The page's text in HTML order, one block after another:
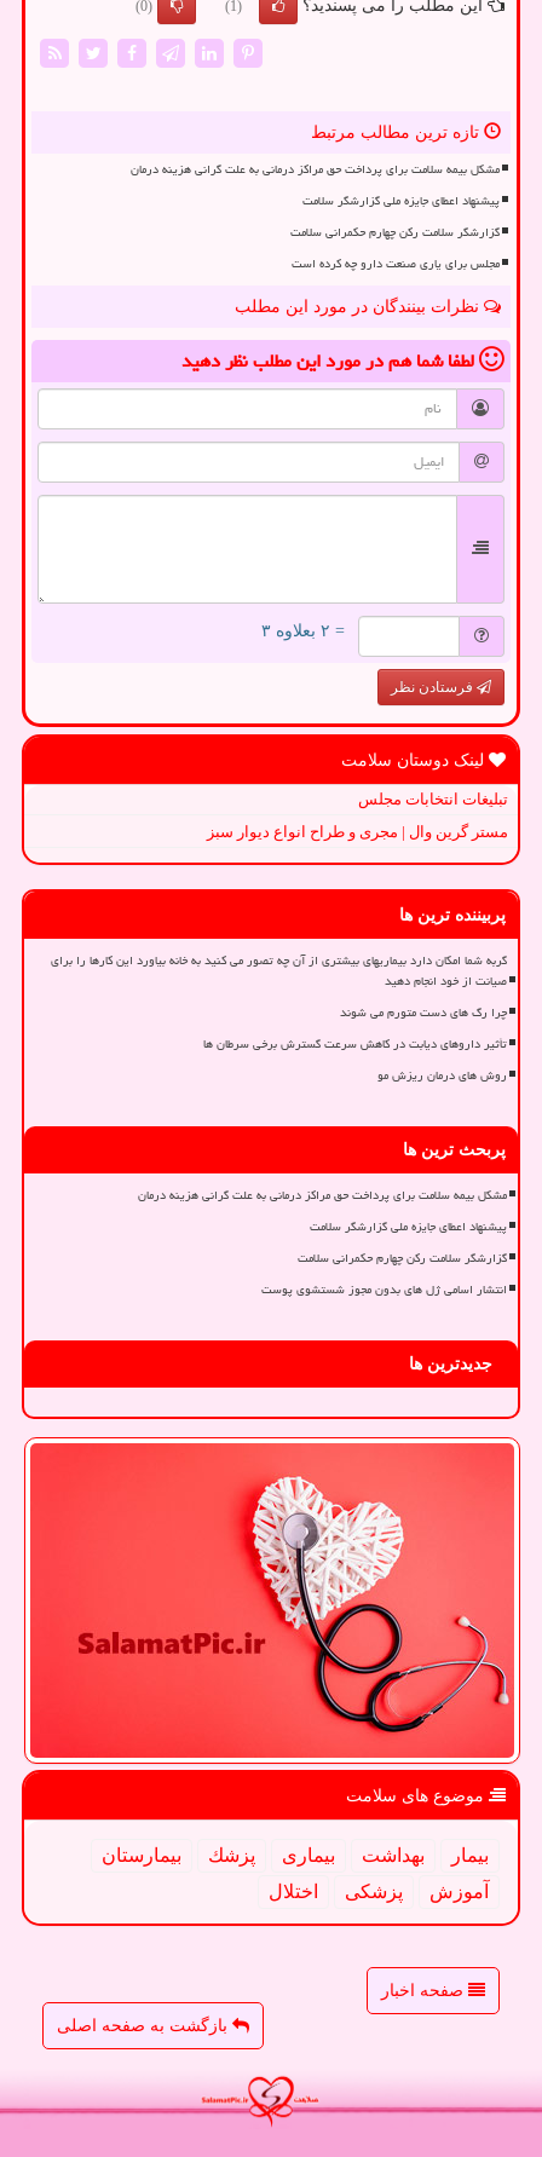
این مطلب را می پسندید؟ (1)
(0)
تازه ترین مطالب مرتبط
مشکل بیمه سلامت برای پرداخت حق مراکز درمانی به علت گرانی هزینه درمان
پیشنهاد اعطای جایزه ملی گزارشگر سلامت
گزارشگر سلامت رکن چهارم حکمرانی سلامت
مجلس برای یاری صنعت دارو چه کرده است
نظرات بینندگان در مورد این مطلب
لطفا شما همدر مورد این مطلبنظر دهید
= ۲ بعلاوه ۳
فرستادن نظر
لینک دوستان سلامت
تبلیغات انتخابات مجلس
مستر گرین وال | مجری و طراح انواع دیوار سبز
پربیننده ترین ها
گربه شما امکان دارد بیماریهای بیشتری از آن چه تصور می کنید به خانه بیاورد این کارها را برای
صیانت از خود انجام دهید
چرا رگ های دست متورم می شوند
تأثیر داروهای دیابت در کاهش سرعت گسترش برخی سرطان ها
روش های درمان ریزش مو
پربحث ترین ها
مشکل بیمه سلامت برای پرداخت حق مراکز درمانی به علت گرانی هزینه درمان
پیشنهاد اعطای جایزه ملی گزارشگر سلامت
گزارشگر سلامت رکن چهارم حکمرانی سلامت
انتشار اسامی ژل های بدون مجوز شستشوی پوست
جدیدترین ها
موضوع های سلامت
بیمار بهداشت بیماری پزشك
بیمارستان
آموزش
پزشكی اختلال
صفحه اخبار
بازگشت به صفحه اصلی